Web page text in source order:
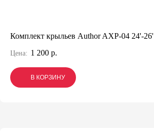
Комплект крыльев Author AXP-04 24'-26'
Цена: 1 200 р.
В КОРЗИНУ
В КОРЗИНУ
В КОРЗИНУ